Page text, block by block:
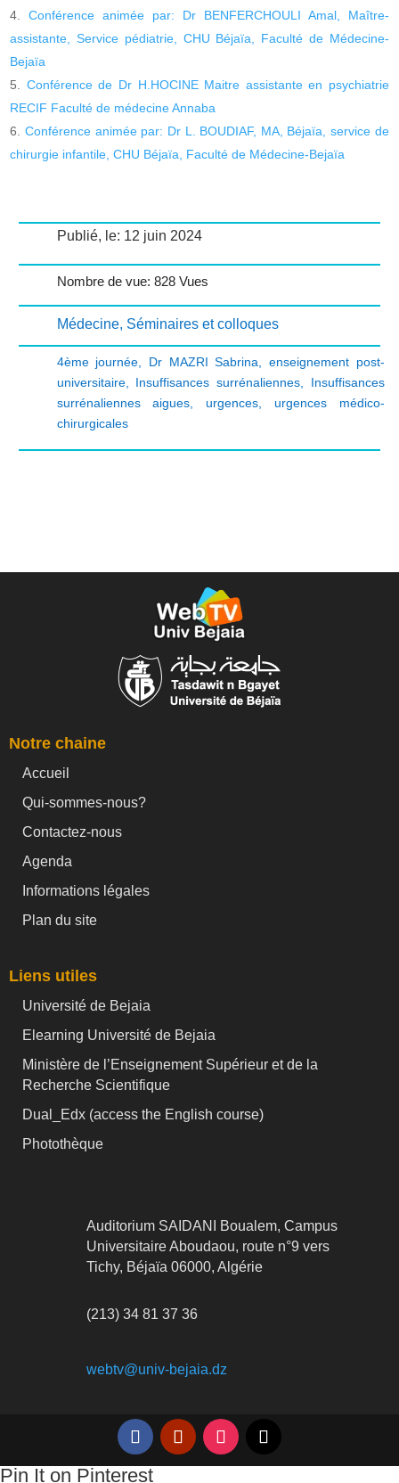
Conférence animée par: Dr BENFERCHOULI Amal, Maître-
assistante, Service pédiatrie, CHU Béjaïa, Faculté de Médecine-
Bejaïa
Conférence de Dr H.HOCINE Maitre assistante en psychiatrie
RECIF Faculté de médecine Annaba
Conférence animée par: Dr L. BOUDIAF, MA, Béjaïa, service de
chirurgie infantile, CHU Béjaïa, Faculté de Médecine-Bejaïa
Publié, le: 12 juin 2024
Nombre de vue: 828 Vues
Médecine, Séminaires et colloques
4ème journée Dr MAZRI Sabrina
enseignement post-
universitaire, Insuffisances surrénaliennes, Insuffisances
surrénaliennes aigues
urgences
urgences médico-
chirurgicales
Notre chaine
Accueil
Qui-sommes-nous?
Contactez-nous
Agenda
Informations légales
Plan du site
Liens utiles
Université de Bejaia
Elearning Université de Bejaia
Ministère de l’Enseignement Supérieur et de la
Recherche Scientifique
Dual_Edx (access the English course)
Photothèque
Auditorium SAIDANI Boualem, Campus
Universitaire Aboudaou, route n°9 vers
Tichy, Béjaïa 06000, Algérie
(213) 34 81 37 36
webtv@univ-bejaia.dz
Pin It on Pinterest